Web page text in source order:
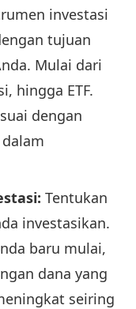
investasi
tujuan
Mulai dari
hingga ETF.
dengan
Tentukan
investasikan.
baru mulai,
dana yang
seiring